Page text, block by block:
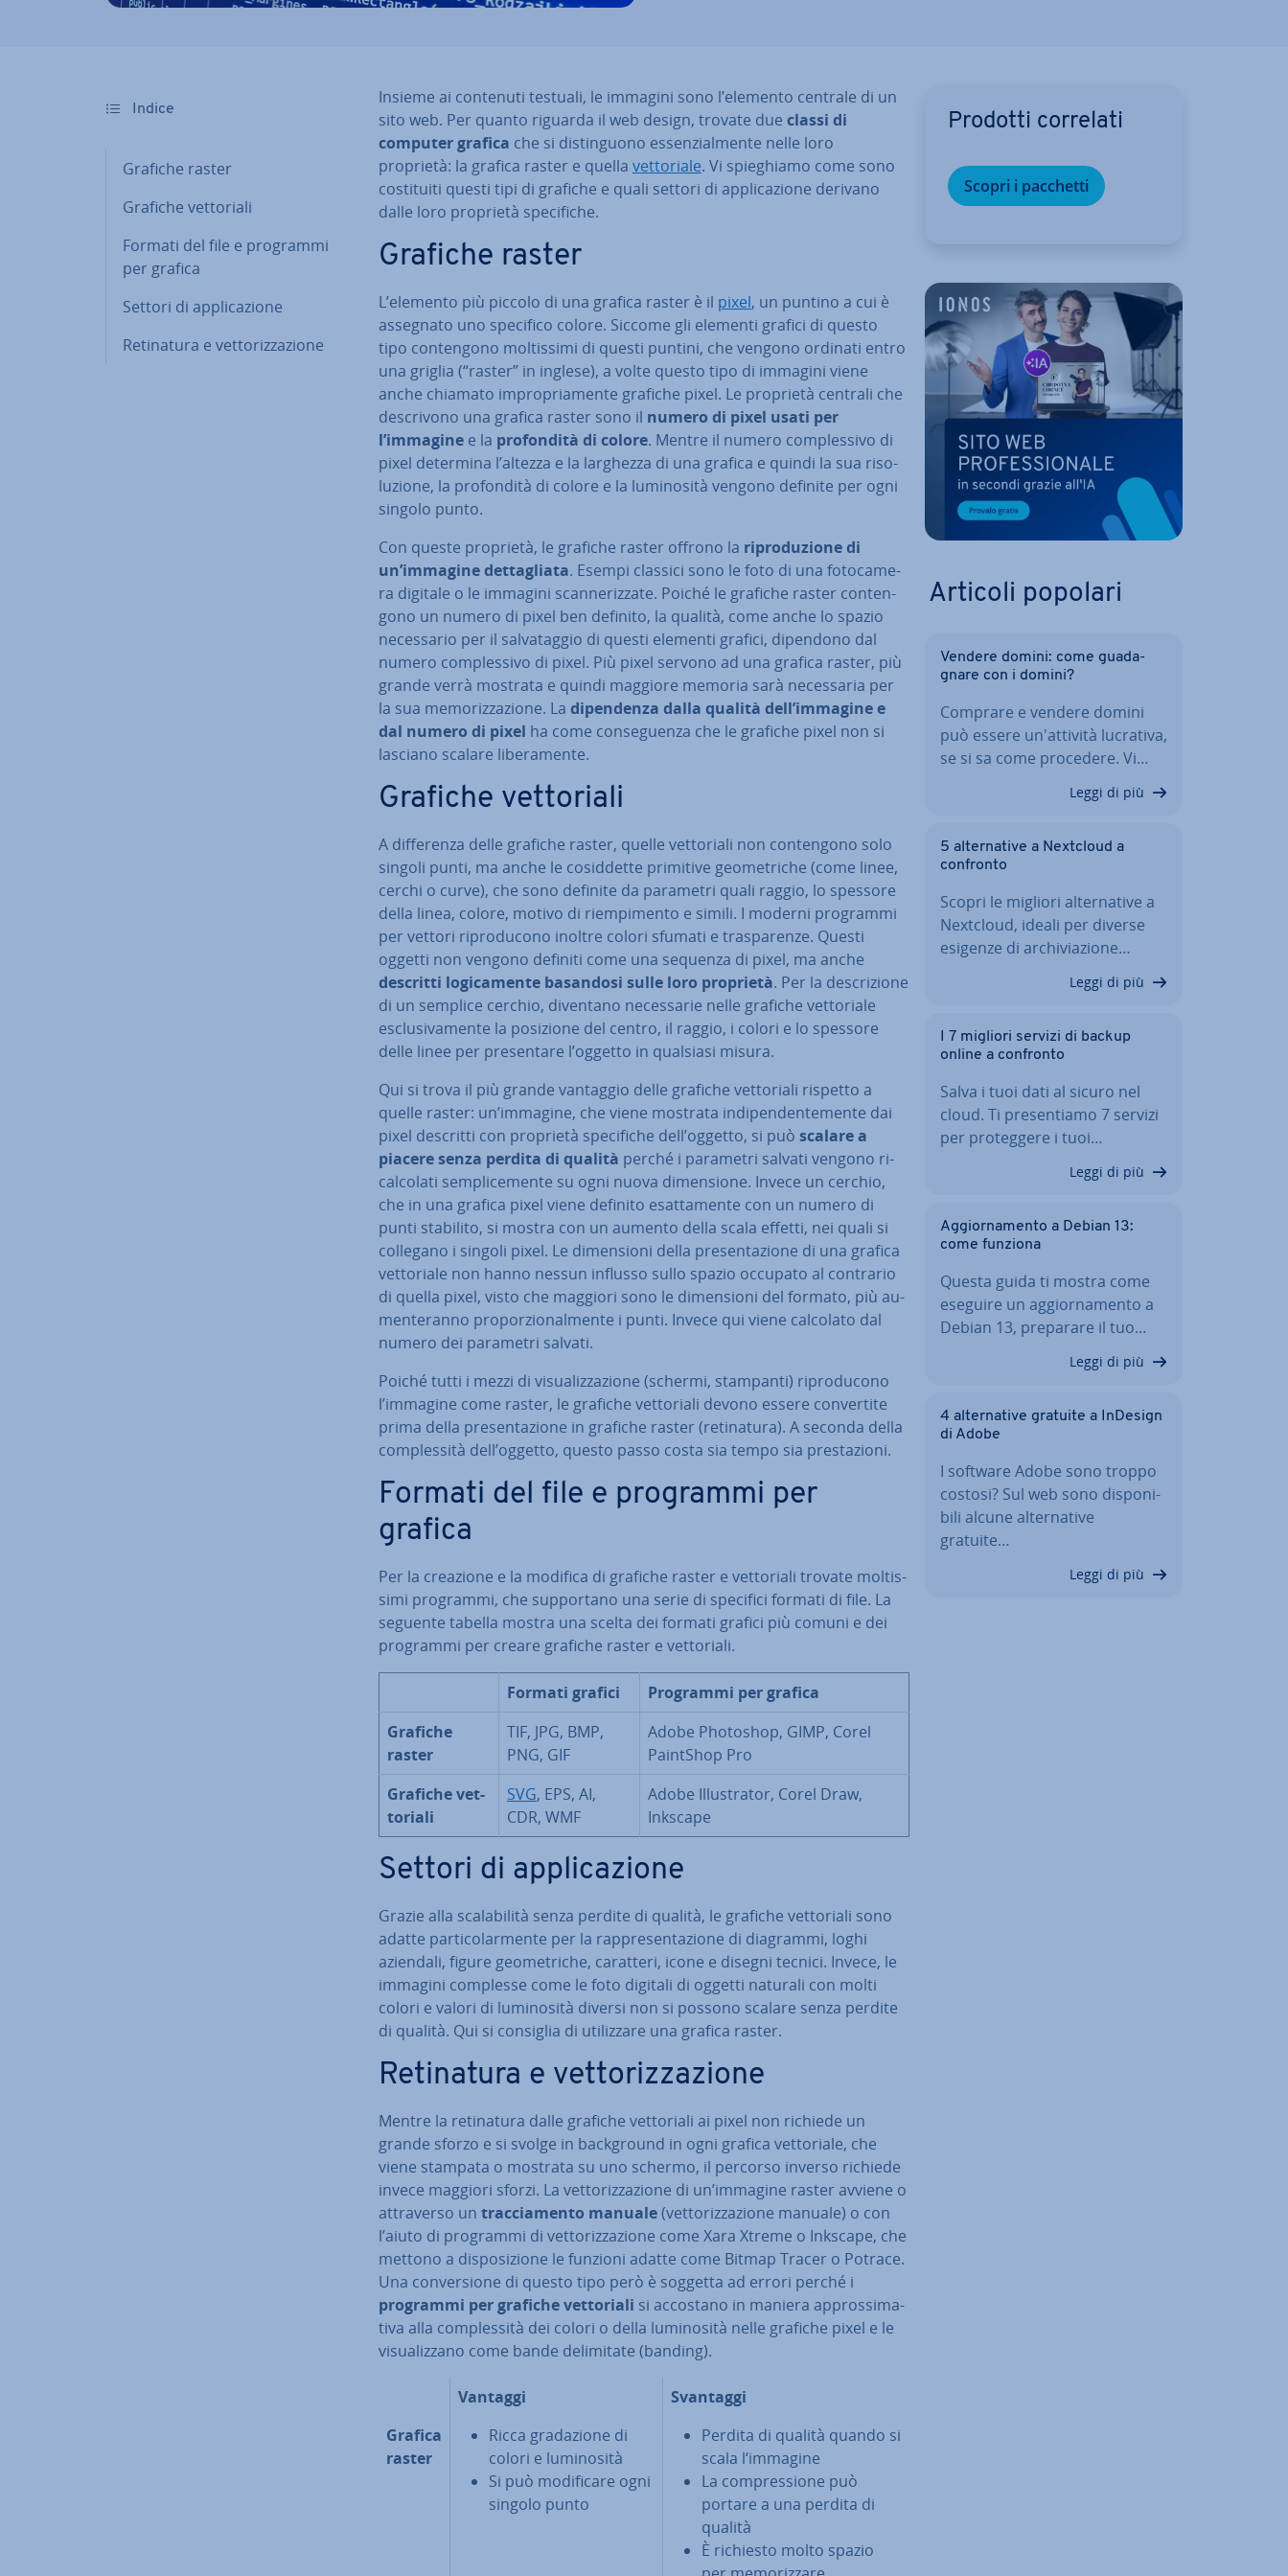
Indice
Grafiche raster
Grafiche vet­to­ria­li
Formati del file e programmi
per grafica
Settori di ap­pli­ca­zio­ne
Re­ti­na­tu­ra e vet­to­riz­za­zio­ne
Insieme ai contenuti testuali, le immagini sono l’elemento centrale di un
sito web. Per quanto riguarda il web design, trovate due classi di
computer grafica che si di­stin­guo­no es­sen­zial­men­te nelle loro
proprietà: la grafica raster e quella vet­to­ria­le. Vi spie­ghia­mo come sono
co­sti­tui­ti questi tipi di grafiche e quali settori di ap­pli­ca­zio­ne derivano
dalle loro proprietà spe­ci­fi­che.
Grafiche raster
L’elemento più piccolo di una grafica raster è il pixel, un puntino a cui è
assegnato uno specifico colore. Siccome gli elementi grafici di questo
tipo con­ten­go­no mol­tis­si­mi di questi puntini, che vengono ordinati entro
una griglia (“raster” in inglese), a volte questo tipo di immagini viene
anche chiamato im­pro­pria­men­te grafiche pixel. Le proprietà centrali che
de­scri­vo­no una grafica raster sono il numero di pixel usati per
l’immagine e la pro­fon­di­tà di colore. Mentre il numero com­ples­si­vo di
pixel determina l’altezza e la larghezza di una grafica e quindi la sua ri­so­
lu­zio­ne, la pro­fon­di­tà di colore e la lu­mi­no­si­tà vengono definite per ogni
singolo punto.
Con queste proprietà, le grafiche raster offrono la ri­pro­du­zio­ne di
un’immagine det­ta­glia­ta. Esempi classici sono le foto di una fo­to­ca­me­
ra digitale o le immagini scan­ne­riz­za­te. Poiché le grafiche raster con­ten­
go­no un numero di pixel ben definito, la qualità, come anche lo spazio
ne­ces­sa­rio per il sal­va­tag­gio di questi elementi grafici, dipendono dal
numero com­ples­si­vo di pixel. Più pixel servono ad una grafica raster, più
grande verrà mostrata e quindi maggiore memoria sarà ne­ces­sa­ria per
la sua me­mo­riz­za­zio­ne. La di­pen­den­za dalla qualità dell’immagine e
dal numero di pixel ha come con­se­guen­za che le grafiche pixel non si
lasciano scalare li­be­ra­men­te.
Grafiche vet­to­ria­li
A dif­fe­ren­za delle grafiche raster, quelle vet­to­ria­li non con­ten­go­no solo
singoli punti, ma anche le co­sid­det­te primitive geo­me­tri­che (come linee,
cerchi o curve), che sono definite da parametri quali raggio, lo spessore
della linea, colore, motivo di riem­pi­men­to e simili. I moderni programmi
per vettori ri­pro­du­co­no inoltre colori sfumati e tra­spa­ren­ze. Questi
oggetti non vengono definiti come una sequenza di pixel, ma anche
descritti lo­gi­ca­men­te basandosi sulle loro proprietà. Per la de­scri­zio­ne
di un semplice cerchio, diventano ne­ces­sa­rie nelle grafiche vet­to­ria­le
esclu­si­va­men­te la posizione del centro, il raggio, i colori e lo spessore
delle linee per pre­sen­ta­re l’oggetto in qualsiasi misura.
Qui si trova il più grande vantaggio delle grafiche vet­to­ria­li rispetto a
quelle raster: un’immagine, che viene mostrata in­di­pen­den­te­men­te dai
pixel descritti con proprietà spe­ci­fi­che dell’oggetto, si può scalare a
piacere senza perdita di qualità perché i parametri salvati vengono ri­
cal­co­la­ti sem­pli­ce­men­te su ogni nuova di­men­sio­ne. Invece un cerchio,
che in una grafica pixel viene definito esat­ta­men­te con un numero di
punti stabilito, si mostra con un aumento della scala effetti, nei quali si
collegano i singoli pixel. Le di­men­sio­ni della pre­sen­ta­zio­ne di una grafica
vet­to­ria­le non hanno nessun influsso sullo spazio occupato al contrario
di quella pixel, visto che maggiori sono le di­men­sio­ni del formato, più au­
men­te­ran­no pro­por­zio­nal­men­te i punti. Invece qui viene calcolato dal
numero dei parametri salvati.
Poiché tutti i mezzi di vi­sua­liz­za­zio­ne (schermi, stampanti) ri­pro­du­co­no
l’immagine come raster, le grafiche vet­to­ria­li devono essere con­ver­ti­te
prima della pre­sen­ta­zio­ne in grafiche raster (re­ti­na­tu­ra). A seconda della
com­ples­si­tà dell’oggetto, questo passo costa sia tempo sia pre­sta­zio­ni.
Formati del file e programmi per
grafica
Per la creazione e la modifica di grafiche raster e vet­to­ria­li trovate mol­tis­
si­mi programmi, che sup­por­ta­no una serie di specifici formati di file. La
seguente tabella mostra una scelta dei formati grafici più comuni e dei
programmi per creare grafiche raster e vet­to­ria­li.
Formati grafici
Programmi per grafica
Grafiche
raster
TIF, JPG, BMP,
PNG, GIF
Adobe Photoshop, GIMP, Corel
PaintShop Pro
Grafiche vet­
to­ria­li
SVG, EPS, AI,
CDR, WMF
Adobe Il­lu­stra­tor, Corel Draw,
Inkscape
Settori di ap­pli­ca­zio­ne
Grazie alla sca­la­bi­li­tà senza perdite di qualità, le grafiche vet­to­ria­li sono
adatte par­ti­co­lar­men­te per la rap­pre­sen­ta­zio­ne di diagrammi, loghi
aziendali, figure geo­me­tri­che, caratteri, icone e disegni tecnici. Invece, le
immagini complesse come le foto digitali di oggetti naturali con molti
colori e valori di lu­mi­no­si­tà diversi non si possono scalare senza perdite
di qualità. Qui si consiglia di uti­liz­za­re una grafica raster.
Re­ti­na­tu­ra e vet­to­riz­za­zio­ne
Mentre la re­ti­na­tu­ra dalle grafiche vet­to­ria­li ai pixel non richiede un
grande sforzo e si svolge in back­ground in ogni grafica vet­to­ria­le, che
viene stampata o mostrata su uno schermo, il percorso inverso richiede
invece maggiori sforzi. La vet­to­riz­za­zio­ne di un’immagine raster avviene o
at­tra­ver­so un trac­cia­men­to manuale(vet­to­riz­za­zio­ne manuale) o con
l’aiuto di programmi di vet­to­riz­za­zio­ne come Xara Xtreme o Inkscape, che
mettono a di­spo­si­zio­ne le funzioni adatte come Bitmap Tracer o Potrace.
Una con­ver­sio­ne di questo tipo però è soggetta ad errori perché i
programmi per grafiche vet­to­ria­li si accostano in maniera ap­pros­si­ma­
ti­va alla com­ples­si­tà dei colori o della lu­mi­no­si­tà nelle grafiche pixel e le
vi­sua­liz­za­no come bande de­li­mi­ta­te (banding).
Vantaggi
Svantaggi
Grafica
raster
Ricca gra­da­zio­ne di
colori e lu­mi­no­si­tà
Si può mo­di­fi­ca­re ogni
singolo punto
Perdita di qualità quando si
scala l‘immagine
La com­pres­sio­ne può
portare a una perdita di
qualità
È richiesto molto spazio
Prodotti correlati
Scopri i pacchetti
Articoli popolari
Vendere domini: come gua­da­
gna­re con i domini?
Comprare e vendere domini
può essere un'at­ti­vi­tà lucrativa,
se si sa come procedere. Vi…
Leggi di più
5 al­ter­na­ti­ve a Nextcloud a
confronto
Scopri le migliori al­ter­na­ti­ve a
Nextcloud, ideali per diverse
esigenze di ar­chi­via­zio­ne…
Leggi di più
I 7 migliori servizi di backup
online a confronto
Salva i tuoi dati al sicuro nel
cloud. Ti pre­sen­tia­mo 7 servizi
per pro­teg­ge­re i tuoi…
Leggi di più
Ag­gior­na­men­to a Debian 13:
come funziona
Questa guida ti mostra come
eseguire un ag­gior­na­men­to a
Debian 13, preparare il tuo…
Leggi di più
4 al­ter­na­ti­ve gratuite a InDesign
di Adobe
I software Adobe sono troppo
costosi? Sul web sono di­spo­ni­
bi­li alcune al­ter­na­ti­ve
gratuite…
Leggi di più